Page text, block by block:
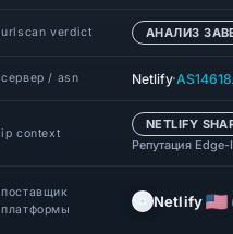
urlscan verdict АНАЛИЗ
сервер / asn Netlify·AS14618
ip context
NETLIFY
Репутация
поставщик
платформы
Netlify